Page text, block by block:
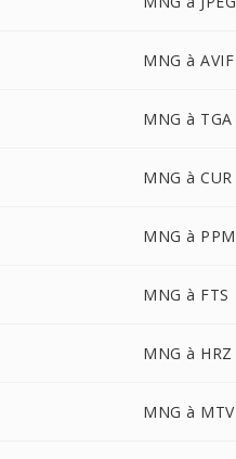
MNG à AVIF
MNG à TGA
MNG à CUR
MNG à PPM
MNG à FTS
MNG à HRZ
MNG à MTV